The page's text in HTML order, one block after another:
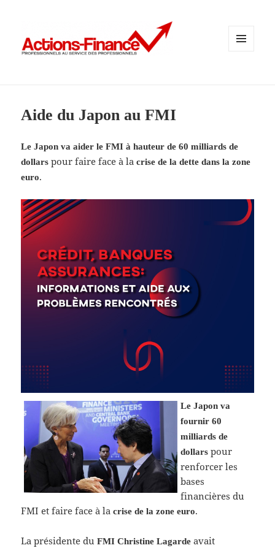
Aide du Japon au FMI
Le Japon va aider le FMI à hauteur de 60 milliards de
dollars pour faire face à lacrise de la dette dans la zone
euro.
Le Japon va
fournir 60
milliards de
dollars pour
renforcer les
bases
financières du
FMI et faire face à lacrise de la zone euro.
La présidente duFMI Christine Lagarde avait